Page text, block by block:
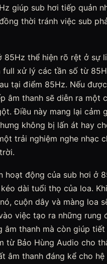
giúp sub hơi tiếp quản
thời tránh việc sub
85Hz thể hiện rõ rệt ở sự
xử lý các tần số từ
tại điểm 85Hz. Nếu
âm thanh sẽ diễn ra một
Điều này mang lại cảm
không bị lấn át hay
trải nghiệm nghe nhạc
hoạt động của sub hơi ở
dài tuổi thọ của loa.
cuộn dây và màng loa
việc tạo ra những rung
âm thanh mà còn giúp
từ Bảo Hùng Audio cho
âm thanh đáng kể cho